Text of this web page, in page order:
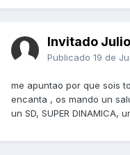
Invitado
Publicado 19 de
me apuntao por que sois
encanta , os mando un
un SD, SUPER DINAMICA,